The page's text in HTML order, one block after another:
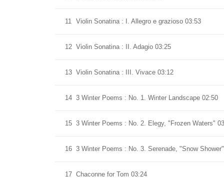
11 Violin Sonatina : I. Allegro e grazioso 03:53
12 Violin Sonatina : II. Adagio 03:25
13 Violin Sonatina : III. Vivace 03:12
14 3 Winter Poems : No. 1. Winter Landscape 02:50
15 3 Winter Poems : No. 2. Elegy, "Frozen Waters"
16 3 Winter Poems : No. 3. Serenade, "Snow
17 Chaconne for Tom 03:24